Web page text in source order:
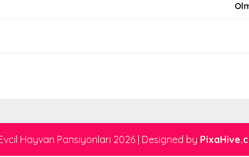
Hayvan Pansiyonları 2026 Designed by